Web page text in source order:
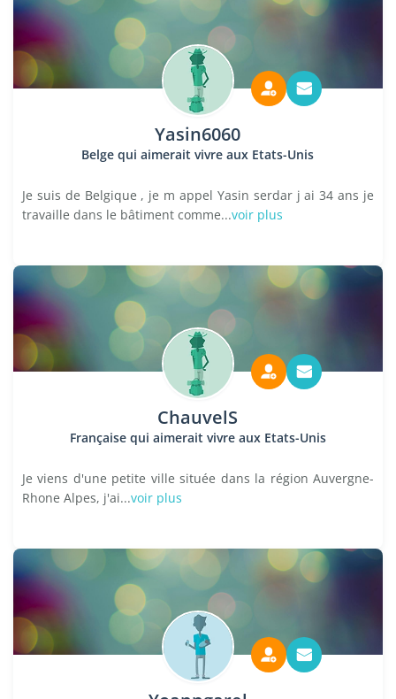
Yasin6060
Belge qui aimerait vivre aux Etats-Unis
Je suis de Belgique , je m appel Yasin serdar j ai 34 ans je
travaille dans le bâtiment comme...voir plus
ChauvelS
Française qui aimerait vivre aux Etats-Unis
Je viens d'une petite ville située dans la région Auvergne-
Rhone Alpes, j'ai...voir plus